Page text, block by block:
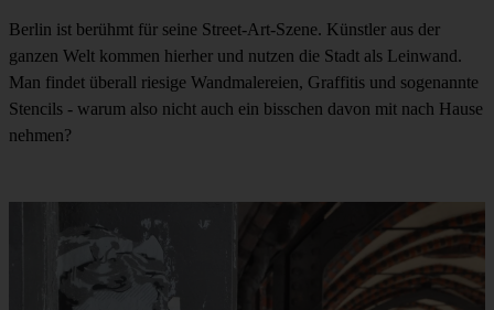
Berlin ist berühmt für seine Street-Art-Szene. Künstler aus der
ganzen Welt kommen hierher und nutzen die Stadt als Leinwand.
Man findet überall riesige Wandmalereien, Graffitis und sogenannte
Stencils - warum also nicht auch ein bisschen davon mit nach Hause
nehmen?